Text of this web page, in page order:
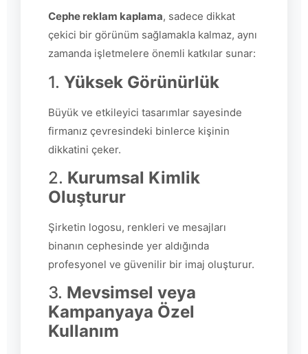
Cephe reklam kaplama, sadece dikkat
çekici bir görünüm sağlamakla kalmaz, aynı
zamanda işletmelere önemli katkılar sunar:
1. Yüksek Görünürlük
Büyük ve etkileyici tasarımlar sayesinde
firmanız çevresindeki binlerce kişinin
dikkatini çeker.
2. Kurumsal Kimlik
Oluşturur
Şirketin logosu, renkleri ve mesajları
binanın cephesinde yer aldığında
profesyonel ve güvenilir bir imaj oluşturur.
3. Mevsimsel veya
Kampanyaya Özel
Kullanım